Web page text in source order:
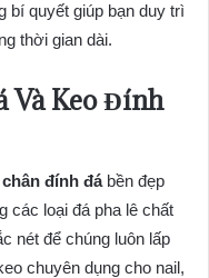
bí quyết giúp bạn duy trì
thời gian dài.
Và Keo Đính
đính đábền đẹp
các loại đá pha lê chất
nét để chúng luôn lấp
chuyên dụng cho nail,